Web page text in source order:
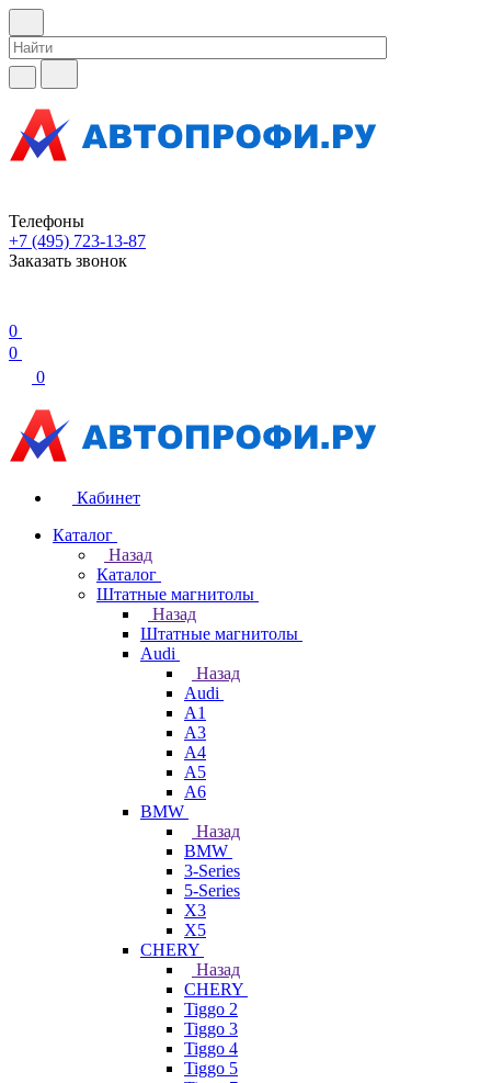
Телефоны
+7 (495) 723-13-87
Заказать звонок
0
0
0
Кабинет
Каталог
Назад
Каталог
Штатные магнитолы
Назад
Штатные магнитолы
Audi
Назад
Audi
A1
A3
A4
A5
A6
BMW
Назад
BMW
3-Series
5-Series
X3
X5
CHERY
Назад
CHERY
Tiggo 2
Tiggo 3
Tiggo 4
Tiggo 5